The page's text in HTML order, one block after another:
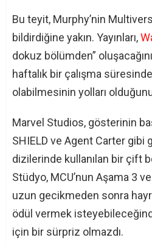
Bu teyit, Murphy’nin
bildirdiğine yakın. Yayınları,
dokuz bölümden”
haftalık bir çalışma
olabilmesinin yolları
Marvel Studios, gösterinin
SHIELD ve Agent Carter gibi
dizilerinde kullanılan bir çift
Stüdyo, MCU’nun Aşama 3
uzun gecikmeden sonra
ödül vermek
için bir sürpriz olmazdı.